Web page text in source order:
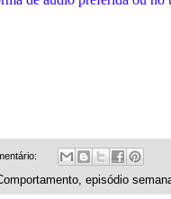
, episódio